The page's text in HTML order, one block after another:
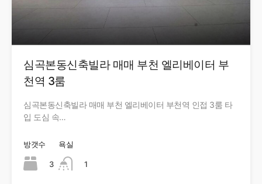
심곡본동신축빌라 매매 부천 엘리베이터 부
천역 3룸
심곡본동신축빌라 매매 부천 엘리베이터 부천역 인접 3룸 타
입 도심 속…
방갯수
3
욕실
1